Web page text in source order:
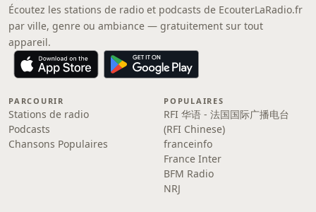
Écoutez les stations de radio et podcasts de EcouterLaRadio.fr
par ville, genre ou ambiance — gratuitement sur tout
appareil.
PARCOURIR
Stations de radio
Podcasts
Chansons Populaires
POPULAIRES
RFI 华语 - 法国国际广播电台
(RFI Chinese)
franceinfo
France Inter
BFM Radio
NRJ